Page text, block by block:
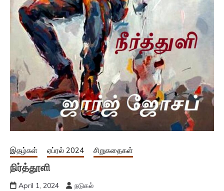
இதழ்கள் ஏப்ரல் 2024 சிறுகதைகள்
நிர்த்தூளி
April 1, 2024 நடுகல்